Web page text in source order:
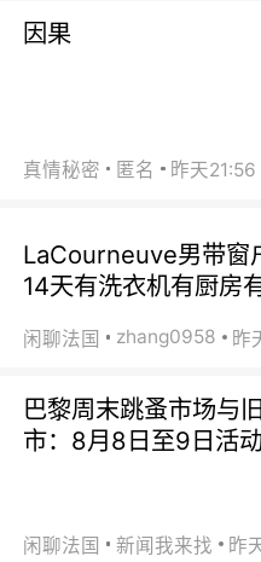
因果
真情秘密 匿名 昨天21:56
LaCourneuve男带窗
14天有洗衣机有厨房
闲聊法国 zhang0958 昨
巴黎周末跳蚤市场与
市：8月8日至9日活
闲聊法国 新闻我来找 昨